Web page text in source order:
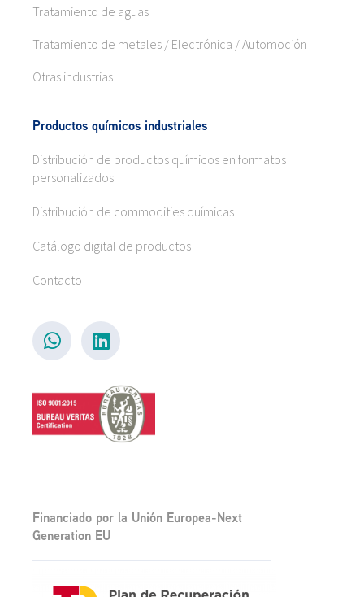
Tratamiento de aguas
Tratamiento de metales / Electrónica / Automoción
Otras industrias
Productos químicos industriales
Distribución de productos químicos en formatos
personalizados
Distribución de commodities químicas
Catálogo digital de productos
Contacto
Financiado por la Unión Europea-Next
Generation EU